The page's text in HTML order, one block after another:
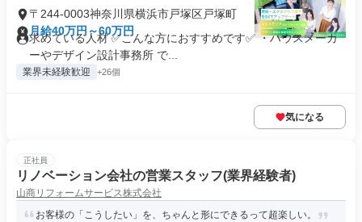
〒244-0003神奈川県横浜市戸塚区戸塚町
月給40万円～60万円
求めている人材 ✅こんな方におすすめです✅ ・ハウスメーカ
ーやデザイン設計事務所 で...
業界未経験歓迎 +26個
気になる
正社員
リノベーション会社の営業スタッフ(業界経験者)
山商リフォームサービス株式会社
お客様の「こうしたい」を、ちゃんと形にできるって超楽しい。